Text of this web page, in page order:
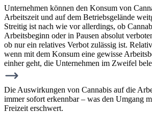
Unternehmen können den Konsum von
Arbeitszeit und auf dem Betriebsgelände
Streitig ist nach wie vor allerdings, ob
Arbeitsbeginn oder in Pausen absolut
ob nur ein relatives Verbot zulässig ist.
wenn mit dem Konsum eine gewisse
einher geht, die Unternehmen im Zweifel
Die Auswirkungen von Cannabis auf die
immer sofort erkennbar – was den Umgang
Freizeit erschwert.